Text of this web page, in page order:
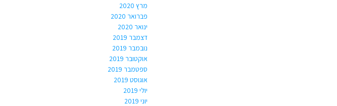
מרץ 2020
פברואר 2020
ינואר 2020
דצמבר 2019
נובמבר 2019
אוקטובר 2019
ספטמבר 2019
אוגוסט 2019
יולי 2019
יוני 2019